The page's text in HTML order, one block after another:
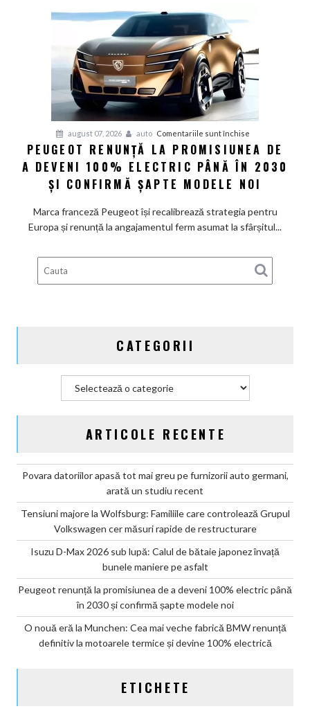
măsuri
rapide
de
august 07, 2026 auto Comentariile sunt închise
Peugeot
renunță
la
de
a
electric
până
modele
PEUGEOT RENUNȚĂ LA PROMISIUNEA DE
A DEVENI 100% ELECTRIC PÂNĂ ÎN 2030
ȘI CONFIRMĂ ȘAPTE MODELE NOI
Marca franceză Peugeot își recalibrează strategia pentru
Europa și renunță la angajamentul ferm asumat la sfârșitul...
CATEGORII
ARTICOLE RECENTE
Povara datoriilor apasă tot mai greu pe furnizorii auto germani,
arată un studiu recent
Tensiuni majore la Wolfsburg: Familiile care controlează Grupul
Volkswagen cer măsuri rapide de restructurare
Isuzu D-Max 2026 sub lupă: Calul de bătaie japonez învață
bunele maniere pe asfalt
Peugeot renunță la promisiunea de a deveni 100% electric până
în 2030 și confirmă șapte modele noi
O nouă eră la Munchen: Cea mai veche fabrică BMW renunță
definitiv la motoarele termice și devine 100% electrică
ETICHETE